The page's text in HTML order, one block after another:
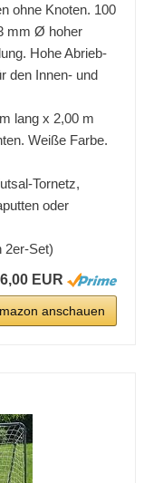
ohne Knoten. 100
mm Ø hoher
Hohe Abrieb-
den Innen- und
lang x 2,00 m
Weiße Farbe.
Tornetz,
oder
2er-Set)
EUR
anschauen